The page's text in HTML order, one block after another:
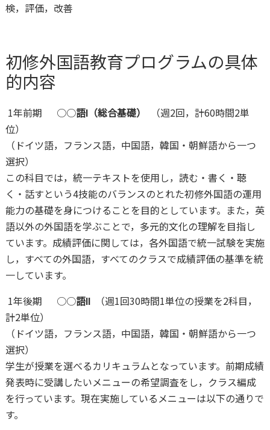
検，評価，改善
初修外国語教育プログラムの具体
的内容
1年前期 ○○語Ⅰ（総合基礎）
（週2回，計60時間2単
位）
（ドイツ語，フランス語，中国語，韓国・朝鮮語から一つ
選択）
この科目では，統一テキストを使用し，読む・書く・聴
く・話すという4技能のバランスのとれた初修外国語の運用
能力の基礎を身につけることを目的としています。また，英
語以外の外国語を学ぶことで，多元的文化の理解を目指し
ています。成績評価に関しては，各外国語で統一試験を実施
し，すべての外国語，すべてのクラスで成績評価の基準を統
一しています。
1年後期 ○○語Ⅱ（週1回30時間1単位の授業を2科目，
計2単位）
（ドイツ語，フランス語，中国語，韓国・朝鮮語から一つ
選択）
学生が授業を選べるカリキュラムとなっています。前期成績
発表時に受講したいメニューの希望調査をし，クラス編成
を行っています。現在実施しているメニューは以下の通りで
す。